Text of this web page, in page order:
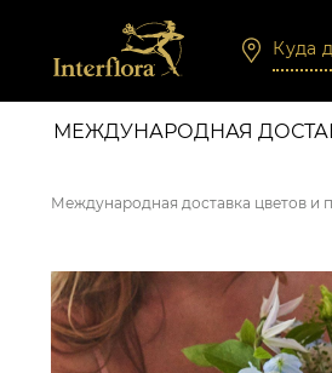
Куда
МЕЖДУНАРОДНАЯ
Международная доставка цветов и